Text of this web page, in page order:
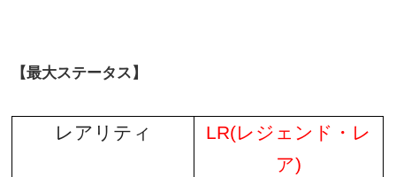
【最大ステータス】
レアリティ
LR(レジェンド・レ
ア)